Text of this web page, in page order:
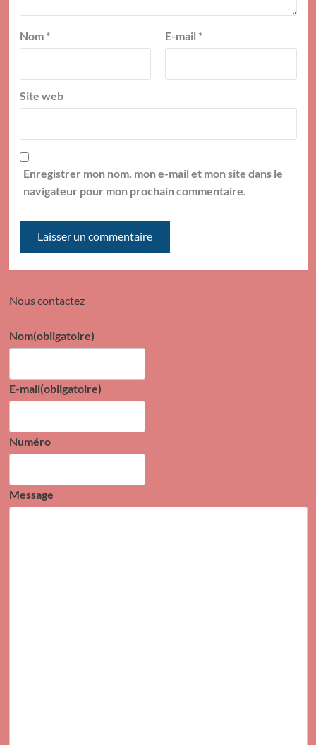
Nom * E-mail *
Site web
Enregistrer mon nom, mon e-mail et mon site dans le
navigateur pour mon prochain commentaire.
Nous contactez
Nom(obligatoire)
E-mail(obligatoire)
Numéro
Message